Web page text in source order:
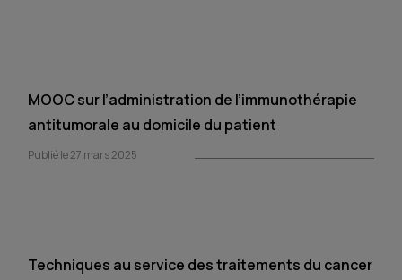
MOOC sur l’administration de l’immunothérapie
antitumorale au domicile du patient
Publié le 27 mars 2025
Techniques au service des traitements du cancer